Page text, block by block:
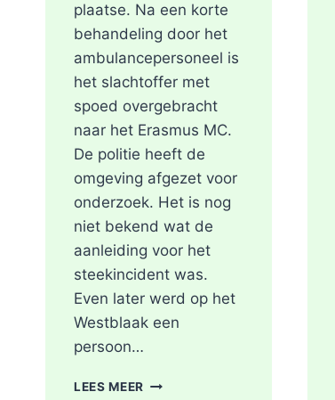
plaatse. Na een korte
behandeling door het
ambulancepersoneel is
het slachtoffer met
spoed overgebracht
naar het Erasmus MC.
De politie heeft de
omgeving afgezet voor
onderzoek. Het is nog
niet bekend wat de
aanleiding voor het
steekincident was.
Even later werd op het
Westblaak een
persoon…
LEES MEER POLITIE